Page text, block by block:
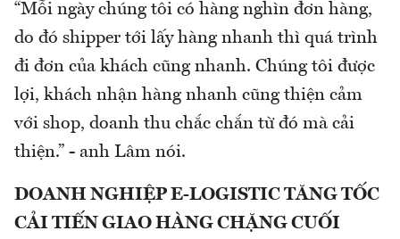
“Mỗi ngày chúng tôi có hàng nghìn đơn hàng,
do đó shipper tới lấy hàng nhanh thì quá trình
đi đơn của khách cũng nhanh. Chúng tôi được
lợi, khách nhận hàng nhanh cũng thiện cảm
với shop, doanh thu chắc chắn từ đó mà cải
thiện.” - anh Lâm nói.
DOANH NGHIỆP E-LOGISTIC TĂNG TỐC
CẢI TIẾN GIAO HÀNG CHẶNG CUỐI